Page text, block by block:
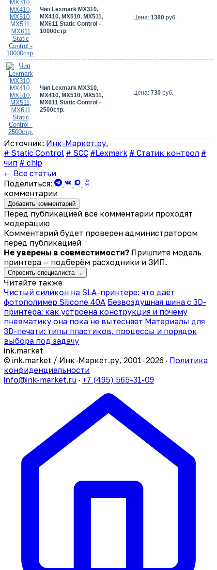
Чип Lexmark MX310,
MX410, MX510, MX511,
MX611 Static Control -
10000стр
Цена: 1380 руб.
Чип Lexmark MX310,
MX410, MX510, MX511,
MX611 Static Control -
2500стр.
Цена: 730 руб.
Источник: Инк-Маркет.ру.
# Static Control # SCC #Lexmark # Статик контрол #
чип # chip
← Все статьи
Поделиться:
комментарии
Добавить комментарий
Перед публикацией все комментарии проходят
модерацию
Комментарий будет проверен администратором
перед публикацией
Не уверены в совместимости? Пришлите модель
принтера — подберём расходники и ЗИП.
Спросить специалиста →
Читайте также
Чистый силикон на SLA-принтере: что даёт
фотополимер Silicone 40A Безвоздушная шина с 3D-
принтера: как устроена конструкция и почему
пневматику она пока не вытесняет Материалы для
3D-печати: типы пластиков, процессы и порядок
выбора под задачу
ink.market
© ink.market / Инк-Маркет.ру, 2001–2026 · Политика
конфиденциальности
info@ink-market.ru · +7 (495) 565-31-09